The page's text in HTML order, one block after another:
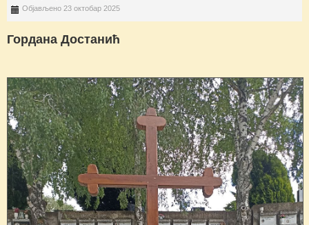
Објављено 23 октобар 2025
Гордана Достанић